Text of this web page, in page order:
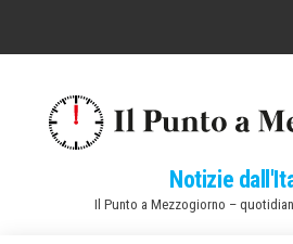
Notizie
Il Punto a Mezzogiorno –